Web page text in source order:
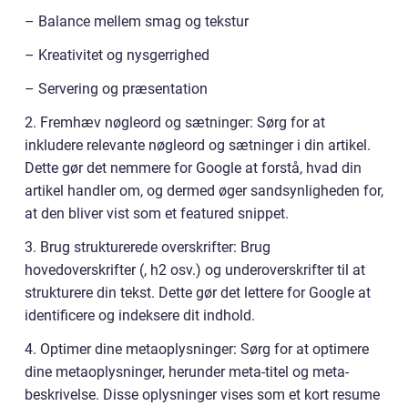
– Balance mellem smag og tekstur
– Kreativitet og nysgerrighed
– Servering og præsentation
2. Fremhæv nøgleord og sætninger: Sørg for at
inkludere relevante nøgleord og sætninger i din artikel.
Dette gør det nemmere for Google at forstå, hvad din
artikel handler om, og dermed øger sandsynligheden for,
at den bliver vist som et featured snippet.
3. Brug strukturerede overskrifter: Brug
hovedoverskrifter (, h2 osv.) og underoverskrifter til at
strukturere din tekst. Dette gør det lettere for Google at
identificere og indeksere dit indhold.
4. Optimer dine metaoplysninger: Sørg for at optimere
dine metaoplysninger, herunder meta-titel og meta-
beskrivelse. Disse oplysninger vises som et kort resume